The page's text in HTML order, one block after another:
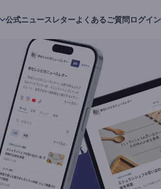
公式ニュースレターよくあるご質問ログイン